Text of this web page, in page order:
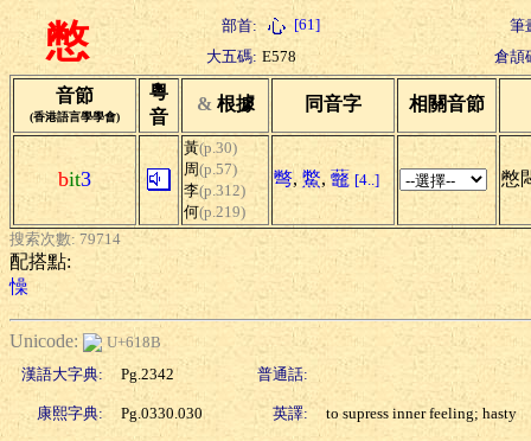
憋 部首: [61]
筆
大五碼: E578 倉頡
音節
(香港語言學學會)
粵
音
& 根據 同音字 相關音節
bit3
黃(p.30)
周(p.57)
李(p.312)
何(p.219)
彆, 鱉, 虌 [4..] 憋
搜索次數: 79714
配搭點:
懆
Unicode:
U+618B
漢語大字典:
Pg.2342 普通話:
康熙字典: Pg.0330.030 英譯: to supress inner feeling; hasty